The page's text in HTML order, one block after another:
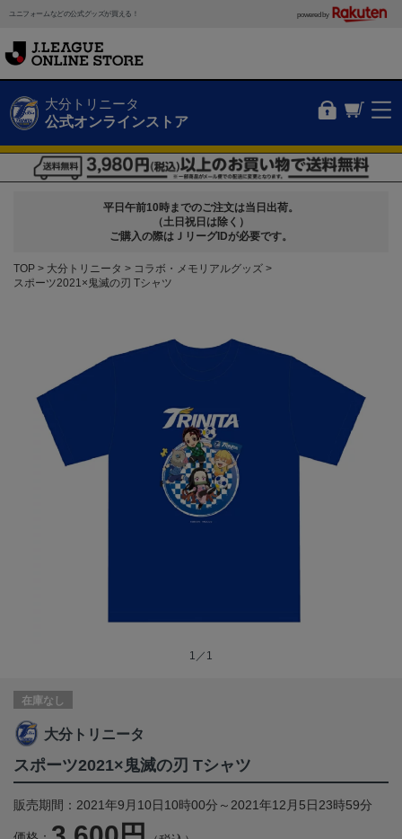
ユニフォームなどの公式グッズが買える！ powered by
大分トリニータ
公式オンラインストア
平日午前10時までのご注文は当日出荷。
（土日祝日は除く）
ご購入の際はＪリーグIDが必要です。
TOP 大分トリニータ
コラボ・メモリアルグッズ
スポーツ2021×鬼滅の刃 Tシャツ
1／1
在庫なし
大分トリニータ
スポーツ2021×鬼滅の刃 Tシャツ
販売期間：2021年9月10日10時00分～2021年12月5日23時59分